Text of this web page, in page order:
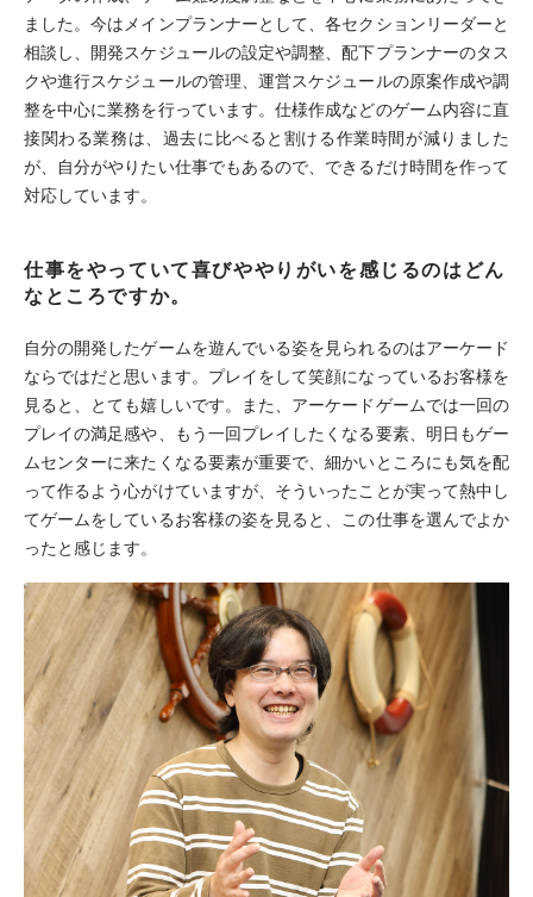
ました。今はメインプランナーとして、各セクションリーダーと
相談し、開発スケジュールの設定や調整、配下プランナーのタス
クや進行スケジュールの管理、運営スケジュールの原案作成や調
整を中心に業務を行っています。仕様作成などのゲーム内容に直
接関わる業務は、過去に比べると割ける作業時間が減りました
が、自分がやりたい仕事でもあるので、できるだけ時間を作って
対応しています。
仕事をやっていて喜びややりがいを感じるのはどん
なところですか。
自分の開発したゲームを遊んでいる姿を見られるのはアーケード
ならではだと思います。プレイをして笑顔になっているお客様を
見ると、とても嬉しいです。また、アーケードゲームでは一回の
プレイの満足感や、もう一回プレイしたくなる要素、明日もゲー
ムセンターに来たくなる要素が重要で、細かいところにも気を配
って作るよう心がけていますが、そういったことが実って熱中し
てゲームをしているお客様の姿を見ると、この仕事を選んでよか
ったと感じます。